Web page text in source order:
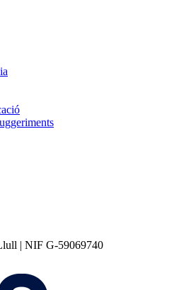
| NIF G-59069740